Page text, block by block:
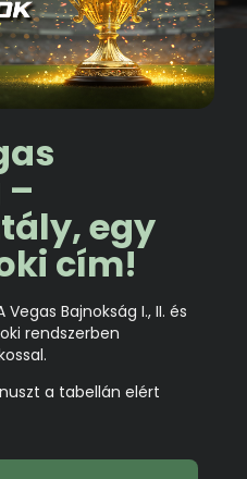
egy
cím!
Bajnokság I., II. és
rendszerben
a tabellán elért